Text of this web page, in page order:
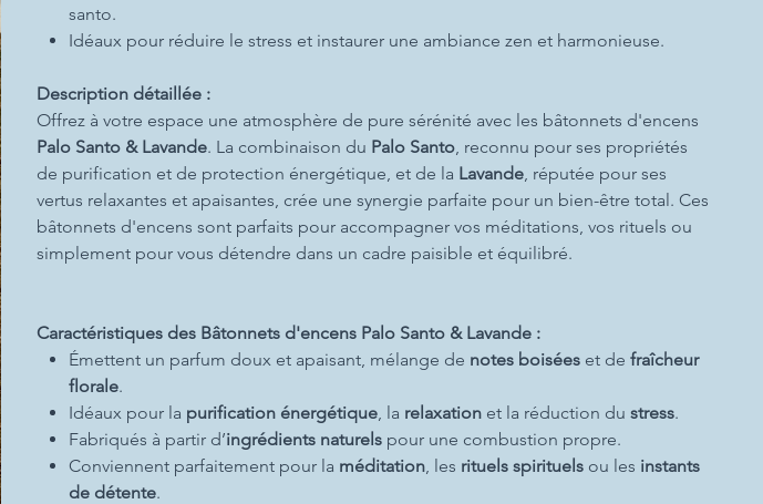
santo.
Idéaux pour réduire le stress et instaurer une ambiance zen et harmonieuse.
Description détaillée :
Offrez à votre espace une atmosphère de pure sérénité avec les bâtonnets d'encens
Palo Santo & Lavande. La combinaison du Palo Santo, reconnu pour ses propriétés
de purification et de protection énergétique, et de la Lavande, réputée pour ses
vertus relaxantes et apaisantes, crée une synergie parfaite pour un bien-être total. Ces
bâtonnets d'encens sont parfaits pour accompagner vos méditations, vos rituels ou
simplement pour vous détendre dans un cadre paisible et équilibré.
Caractéristiques des Bâtonnets d'encens Palo Santo & Lavande :
Émettent un parfum doux et apaisant, mélange de notes boiséeset de fraîcheur
florale.
Idéaux pour la purification énergétique, la relaxationet la réduction du stress.
Fabriqués à partir d’ingrédients naturelspour une combustion propre.
Conviennent parfaitement pour la méditation, les rituels spirituelsou les instants
de détente.